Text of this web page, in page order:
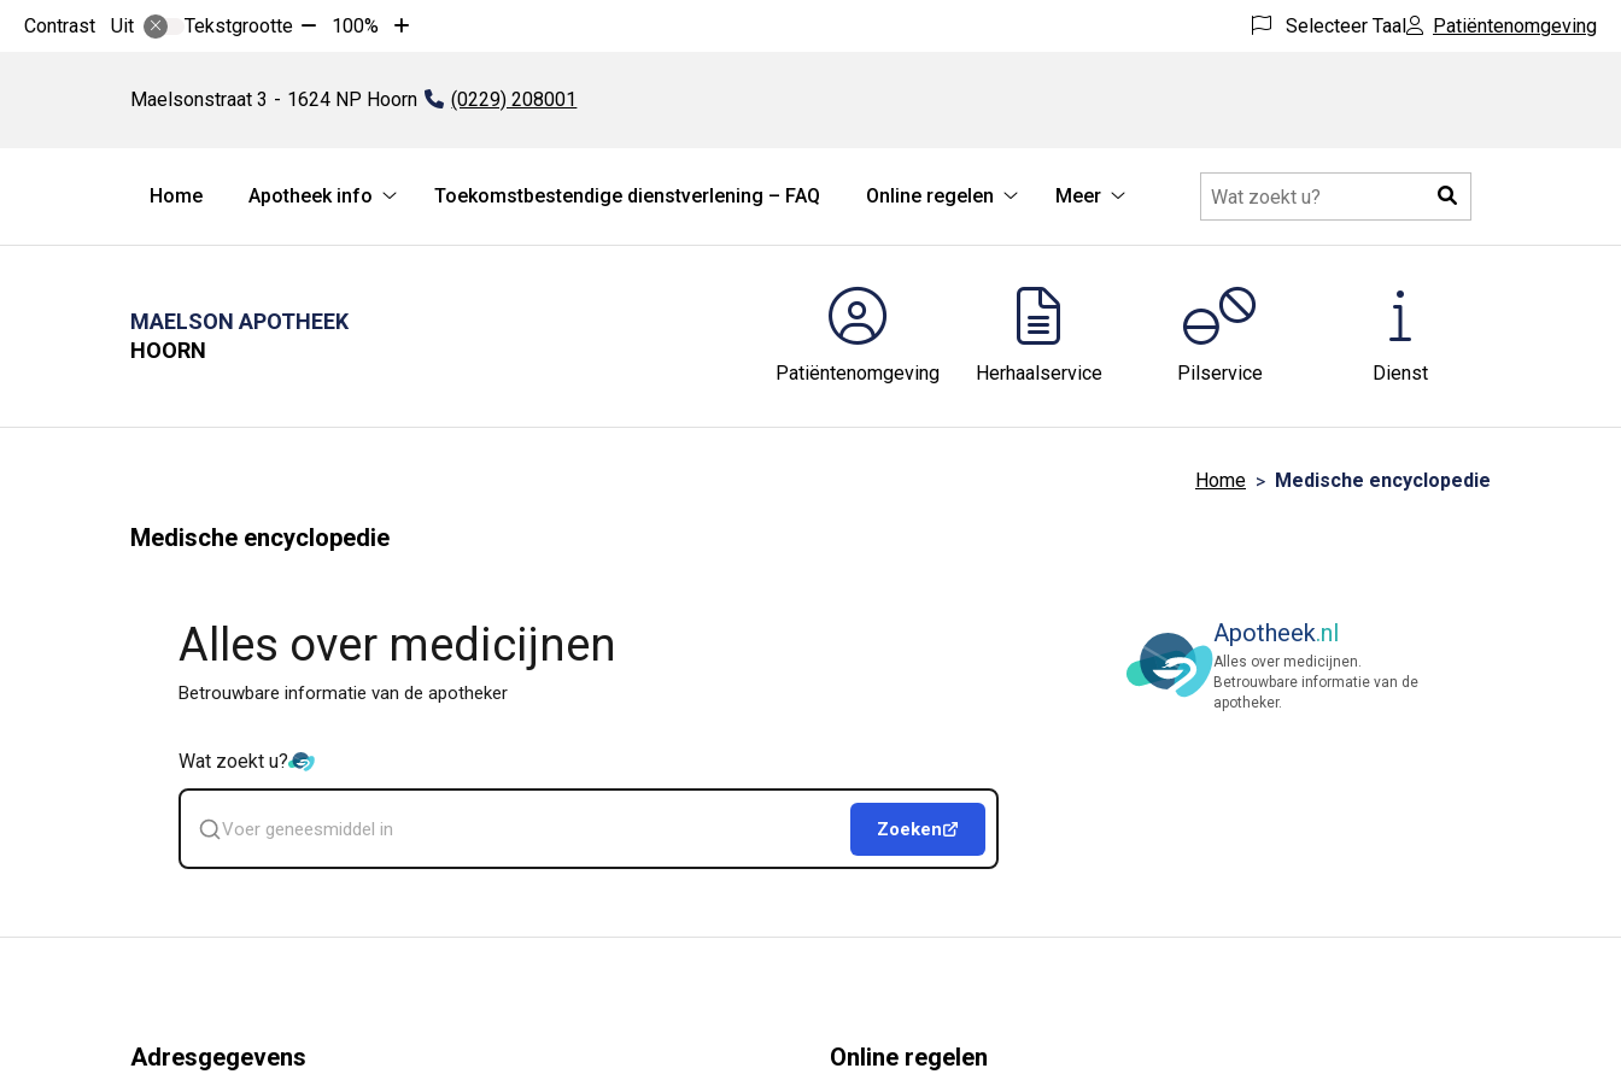
Contrast Uit Tekstgrootte Tekst
10%
100%
Tekst
10%
Selecteer Taal Patiëntenomgeving
Maelsonstraat 3 1624 NP Hoorn Tel:
(0229) 208001
Hoofdmenu
Home
Apotheek info
info
Toekomstbestendige dienstverlening – FAQ
Online regelen
regelen
submenu
Meer
submenu
Zoeken
MAELSON APOTHEEK
HOORN
Patiëntenomgeving Herhaalservice Pilservice Dienst
Home Medische encyclopedie
Medische encyclopedie
Alles over medicijnen
Betrouwbare informatie van de apotheker
Apotheek.nl
Alles over medicijnen.
Betrouwbare informatie van de
apotheker.
Wat zoekt u?
Zoek
geneesmiddel
Zoeken
Adresgegevens Online regelen